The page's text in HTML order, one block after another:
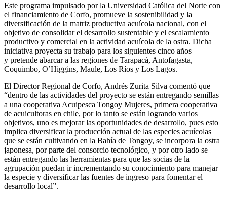
Este programa impulsado por la Universidad Católica del Norte con
el financiamiento de Corfo, promueve la sostenibilidad y la
diversificación de la matriz productiva acuícola nacional, con el
objetivo de consolidar el desarrollo sustentable y el escalamiento
productivo y comercial en la actividad acuícola de la ostra. Dicha
iniciativa proyecta su trabajo para los siguientes cinco años
y pretende abarcar a las regiones de Tarapacá, Antofagasta,
Coquimbo, O’Higgins, Maule, Los Ríos y Los Lagos.
El Director Regional de Corfo, Andrés Zurita Silva comentó que
“dentro de las actividades del proyecto se están entregando semillas
a una cooperativa Acuipesca Tongoy Mujeres, primera cooperativa
de acuicultoras en chile, por lo tanto se están logrando varios
objetivos, uno es mejorar las oportunidades de desarrollo, pues esto
implica diversificar la producción actual de las especies acuícolas
que se están cultivando en la Bahía de Tongoy, se incorpora la ostra
japonesa, por parte del consorcio tecnológico, y por otro lado se
están entregando las herramientas para que las socias de la
agrupación puedan ir incrementando su conocimiento para manejar
la especie y diversificar las fuentes de ingreso para fomentar el
desarrollo local”.